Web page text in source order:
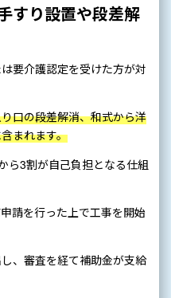
すり設置や段差解
要介護認定を受けた方が対
口の段差解消、和式から洋
まれます。
ら3割が自己負担となる仕組
請を行った上で工事を開始
、審査を経て補助金が支給